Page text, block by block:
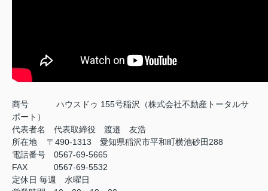
商号
ハウスドゥ 155号稲沢（株式会社不動産トータルサ
ポート）
代表者名 代表取締役 渡邉 友浩
所在地 〒490-1313 愛知県稲沢市平和町横池砂田288
電話番号 0567-69-5665
FAX
0567-69-5532
定休日 毎週 水曜日